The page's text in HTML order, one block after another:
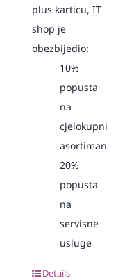
plus karticu, IT
shop je
obezbijedio:
10%
popusta
na
cjelokupni
asortiman
20%
popusta
na
servisne
usluge
Details